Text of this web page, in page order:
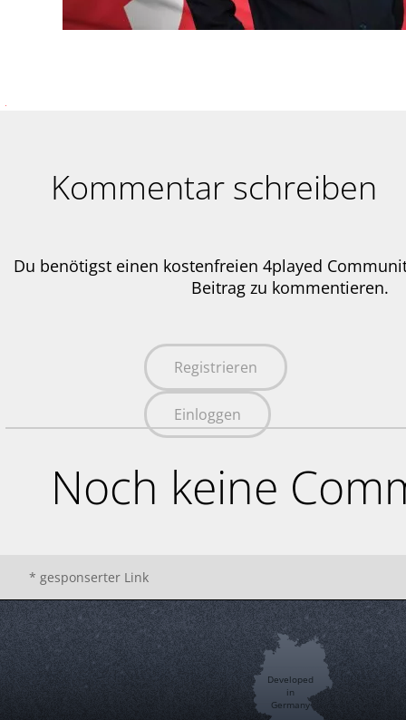
Kommentar schreiben
Du benötigst einen kostenfreien 4played
Beitrag zu kommentieren.
Registrieren
Einloggen
Noch keine
* gesponserter Link
Developed
in
Germany